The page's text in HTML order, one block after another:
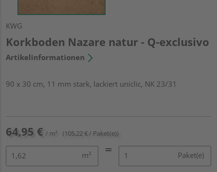
KWG
Korkboden Nazare natur - Q-exclusivo
Artikelinformationen
90 x 30 cm, 11 mm stark, lackiert uniclic, NK 23/31
64,95 € / m² (105,22 € / Paket(e))
m² Paket(e)